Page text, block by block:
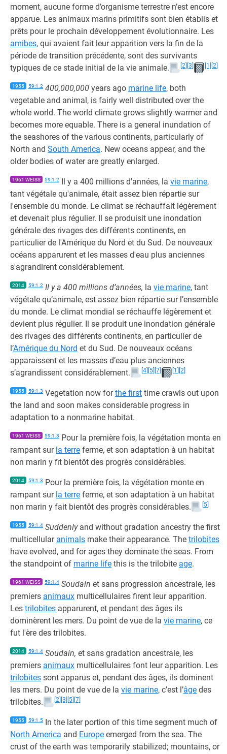
moment, aucune forme d’organisme terrestre n’est encore
apparue. Les animaux marins primitifs sont bien établis et
prêts pour le prochain développement évolutionnaire. Les
amibes, qui avaient fait leur apparition vers la fin de la
période de transition précédente, sont des survivants
typiques de ce stade initial de la vie animale.
[2] [3] [1] [2]
1955 59:1.2 400,000,000 years ago marine life, both
vegetable and animal, is fairly well distributed over the
whole world. The world climate grows slightly warmer and
becomes more equable. There is a general inundation of
the seashores of the various continents, particularly of
North and South America. New oceans appear, and the
older bodies of water are greatly enlarged.
1961 WEISS 59:1.2 Il y a 400 millions d'années, la vie marine,
tant végétale qu'animale, était assez bien répartie sur
l'ensemble du monde. Le climat se réchauffait légèrement
et devenait plus régulier. Il se produisit une inondation
générale des rivages des différents continents, en
particulier de l'Amérique du Nord et du Sud. De nouveaux
océans apparurent et les masses d'eau plus anciennes
s'agrandirent considérablement.
2014 59:1.2 Il y a 400 millions d’années, la vie marine, tant
végétale qu’animale, est assez bien répartie sur l’ensemble
du monde. Le climat mondial se réchauffe légèrement et
devient plus régulier. Il se produit une inondation générale
des rivages des différents continents, en particulier de
l’Amérique du Nord et du Sud. De nouveaux océans
apparaissent et les masses d’eau plus anciennes
s’agrandissent considérablement.
[4] [5] [7] [1] [2]
1955 59:1.3 Vegetation now forthe first time crawls out upon
the land and soon makes considerable progress in
adaptation to a nonmarine habitat.
1961 WEISS 59:1.3 Pour la première fois, la végétation monta en
rampant sur la terre ferme, et son adaptation à un habitat
non marin y fit bientôt des progrès considérables.
2014 59:1.3 Pour la première fois, la végétation monte en
rampant sur la terre ferme, et son adaptation à un habitat
non marin y fait bientôt des progrès considérables.
[5]
1955 59:1.4 Suddenlyand without gradation ancestry the first
multicellular animals make their appearance. The trilobites
have evolved, and for ages they dominate the seas. From
the standpoint of marine life this is the trilobite age.
1961 WEISS 59:1.4 Soudain et sans progression ancestrale, les
premiers animaux multicellulaires firent leur apparition.
Les trilobites apparurent, et pendant des âges ils
dominèrent les mers. Du point de vue de la vie marine, ce
fut l'ère des trilobites.
2014 59:1.4 Soudain, et sans gradation ancestrale, les
premiers animaux multicellulaires font leur apparition. Les
trilobites sont apparus et, pendant des âges, ils dominent
les mers. Du point de vue de la vie marine, c’est l’âge des
trilobites.
[2] [3] [5] [7]
1955 59:1.5 In the later portion of this time segment much of
North America and Europe emerged from the sea. The
crust of the earth was temporarily stabilized; mountains, or